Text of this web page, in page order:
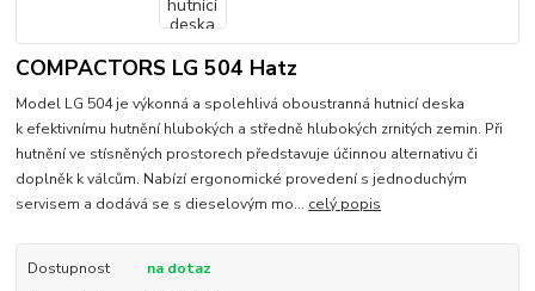
COMPACTORS LG 504 Hatz
Model LG 504 je výkonná a spolehlivá oboustranná hutnicí deska
k efektivnímu hutnění hlubokých a středně hlubokých zrnitých zemin. Při
hutnění ve stísněných prostorech představuje účinnou alternativu či
doplněk k válcům. Nabízí ergonomické provedení s jednoduchým
servisem a dodává se s dieselovým mo... celý popis
Dostupnost
na dotaz